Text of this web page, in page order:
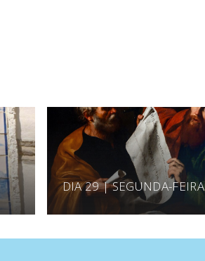
DIA 29 | SEGUNDA-FEIRA